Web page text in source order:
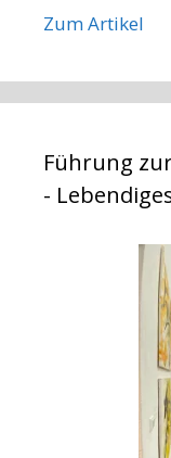
Zum Artikel
Führung
-